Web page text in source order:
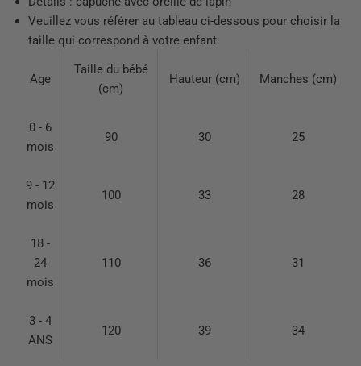
Veuillez vous référer au tableau ci-dessous pour choisir la
taille qui correspond à votre enfant.
Age
Taille du bébé
(cm)
Hauteur (cm) Manches (cm)
0 - 6
mois
90 30 25
9 - 12
mois
100 33 28
18 -
24
mois
110 36 31
3 - 4
ANS
120 39 34